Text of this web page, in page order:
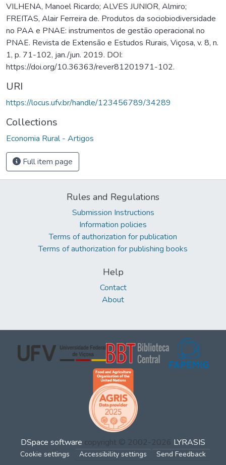
VILHENA, Manoel Ricardo; ALVES JUNIOR, Almiro;
FREITAS, Alair Ferreira de. Produtos da sociobiodiversidade
no PAA e PNAE: instrumentos de gestão operacional no
PNAE. Revista de Extensão e Estudos Rurais, Viçosa, v. 8, n.
1, p. 71-102, jan./jun. 2019. DOI:
https://doi.org/10.36363/rever81201971-102.
URI
https://locus.ufv.br/handle/123456789/34289
Collections
Economia Rural - Artigos
Full item page
Rules and Regulations
Submission Instructions
Information policies
Terms of authorization for publication
Terms of authorization for publishing books
Help
Contact
About
DSpace software copyright © 2002-2026 LYRASIS
Cookie settings Accessibility settings Send Feedback